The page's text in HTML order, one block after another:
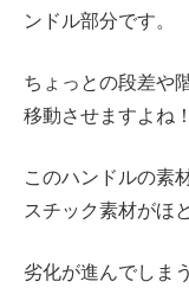
ンドル部分です。
ちょっとの段差や
移動させますよね！
このハンドルの素
スチック素材がほ
劣化が進んでしま